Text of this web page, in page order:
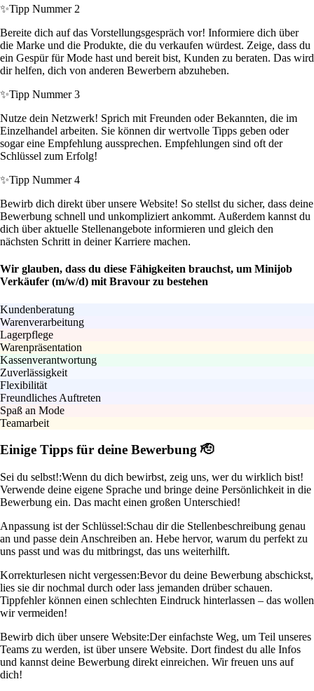
✨Tipp Nummer 2
Bereite dich auf das Vorstellungsgespräch vor! Informiere dich über
die Marke und die Produkte, die du verkaufen würdest. Zeige, dass du
ein Gespür für Mode hast und bereit bist, Kunden zu beraten. Das wird
dir helfen, dich von anderen Bewerbern abzuheben.
✨Tipp Nummer 3
Nutze dein Netzwerk! Sprich mit Freunden oder Bekannten, die im
Einzelhandel arbeiten. Sie können dir wertvolle Tipps geben oder
sogar eine Empfehlung aussprechen. Empfehlungen sind oft der
Schlüssel zum Erfolg!
✨Tipp Nummer 4
Bewirb dich direkt über unsere Website! So stellst du sicher, dass deine
Bewerbung schnell und unkompliziert ankommt. Außerdem kannst du
dich über aktuelle Stellenangebote informieren und gleich den
nächsten Schritt in deiner Karriere machen.
Wir glauben, dass du diese Fähigkeiten brauchst, um Minijob
Verkäufer (m/w/d) mit Bravour zu bestehen
Kundenberatung
Warenverarbeitung
Lagerpflege
Warenpräsentation
Kassenverantwortung
Zuverlässigkeit
Flexibilität
Freundliches Auftreten
Spaß an Mode
Teamarbeit
Einige Tipps für deine Bewerbung 🫡
Sei du selbst!:Wenn du dich bewirbst, zeig uns, wer du wirklich bist!
Verwende deine eigene Sprache und bringe deine Persönlichkeit in die
Bewerbung ein. Das macht einen großen Unterschied!
Anpassung ist der Schlüssel:Schau dir die Stellenbeschreibung genau
an und passe dein Anschreiben an. Hebe hervor, warum du perfekt zu
uns passt und was du mitbringst, das uns weiterhilft.
Korrekturlesen nicht vergessen:Bevor du deine Bewerbung abschickst,
lies sie dir nochmal durch oder lass jemanden drüber schauen.
Tippfehler können einen schlechten Eindruck hinterlassen – das wollen
wir vermeiden!
Bewirb dich über unsere Website:Der einfachste Weg, um Teil unseres
Teams zu werden, ist über unsere Website. Dort findest du alle Infos
und kannst deine Bewerbung direkt einreichen. Wir freuen uns auf
dich!